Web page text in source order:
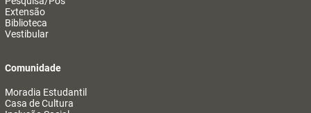
Extensão
Biblioteca
Vestibular
Comunidade
Moradia Estudantil
Casa de Cultura